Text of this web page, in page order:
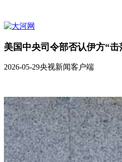
美国中央司令部否认伊方“
2026-05-29央视新闻客户端